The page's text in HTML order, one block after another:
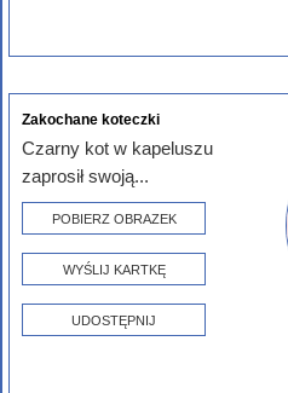
Zakochane koteczki
Czarny kot w kapeluszu
zaprosił swoją...
POBIERZ OBRAZEK
WYŚLIJ KARTKĘ
UDOSTĘPNIJ